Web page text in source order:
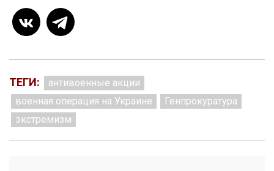
ТЕГИ:
антивоенные акции
военная операция на Украине
Генпрокуратура
экстремизм